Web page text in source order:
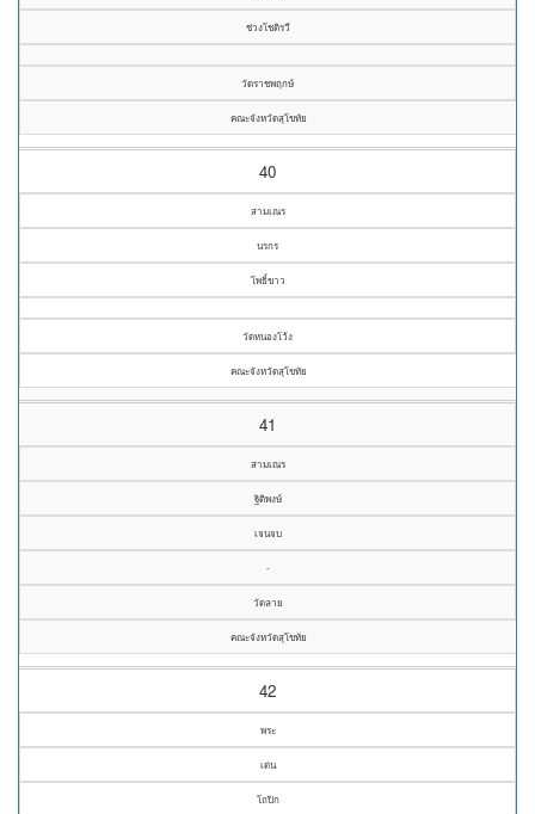
ช่วงโชติรวี
วัดราชพฤกษ์
คณะจังหวัดสุโขทัย
40
สามเณร
นรกร
โพธิ์ขาว
วัดหนองโว้ง
คณะจังหวัดสุโขทัย
41
สามเณร
ฐิติพงษ์
เจนจบ
-
วัดลาย
คณะจังหวัดสุโขทัย
42
พระ
เด่น
โถปิก